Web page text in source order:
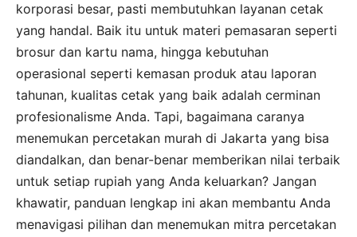
korporasi besar, pasti membutuhkan layanan cetak
yang handal. Baik itu untuk materi pemasaran seperti
brosur dan kartu nama, hingga kebutuhan
operasional seperti kemasan produk atau laporan
tahunan, kualitas cetak yang baik adalah cerminan
profesionalisme Anda. Tapi, bagaimana caranya
menemukan percetakan murah di Jakarta yang bisa
diandalkan, dan benar-benar memberikan nilai terbaik
untuk setiap rupiah yang Anda keluarkan? Jangan
khawatir, panduan lengkap ini akan membantu Anda
menavigasi pilihan dan menemukan mitra percetakan